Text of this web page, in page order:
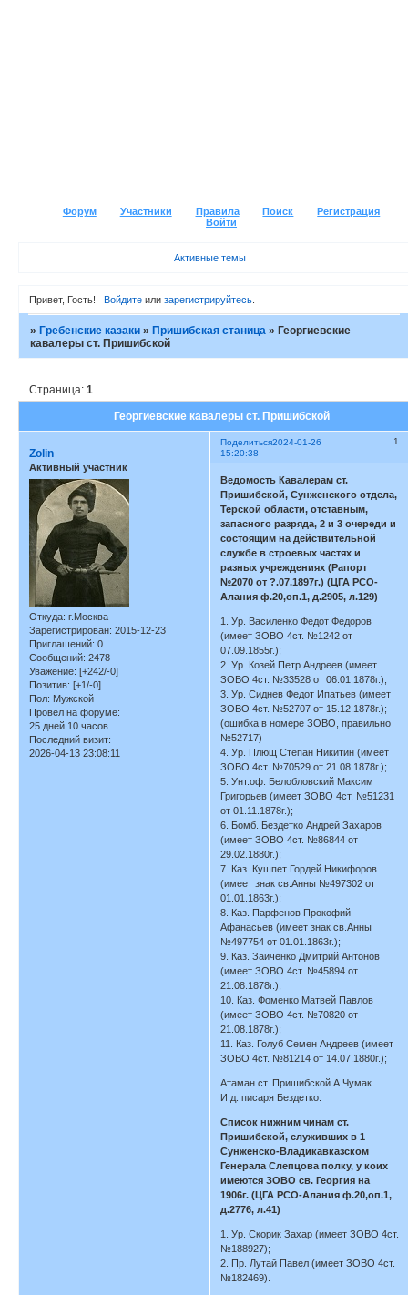
Форум Участники Правила Поиск
Регистрация
Войти
Активные темы
Привет, Гость! Войдитеили зарегистрируйтесь.
»Гребенские казаки »Пришибская станица »Георгиевские
кавалеры ст. Пришибской
Георгиевские кавалеры ст. Пришибской
Страница:1
Поделиться 1
2024-01-26
15:20:38
Zolin
Активный участник
Откуда: г.Москва
Зарегистрирован: 2015-12-23
Приглашений: 0
Сообщений: 2478
Уважение: [+242/-0]
Позитив: [+1/-0]
Пол: Мужской
Провел на форуме:
25 дней 10 часов
Последний визит:
2026-04-13 23:08:11
Ведомость Кавалерам ст.
Пришибской, Сунженского отдела,
Терской области, отставным,
запасного разряда, 2 и 3 очереди и
состоящим на действительной
службе в строевых частях и
разных учреждениях (Рапорт
№2070 от ?.07.1897г.) (ЦГА РСО-
Алания ф.20,оп.1, д.2905, л.129)
1. Ур. Василенко Федот Федоров
(имеет ЗОВО 4ст. №1242 от
07.09.1855г.);
2. Ур. Козей Петр Андреев (имеет
ЗОВО 4ст. №33528 от 06.01.1878г.);
3. Ур. Сиднев Федот Ипатьев (имеет
ЗОВО 4ст. №52707 от 15.12.1878г.);
(ошибка в номере ЗОВО, правильно
№52717)
4. Ур. Плющ Степан Никитин (имеет
ЗОВО 4ст. №70529 от 21.08.1878г.);
5. Унт.оф. Белобловский Максим
Григорьев (имеет ЗОВО 4ст. №51231
от 01.11.1878г.);
6. Бомб. Бездетко Андрей Захаров
(имеет ЗОВО 4ст. №86844 от
29.02.1880г.);
7. Каз. Кушпет Гордей Никифоров
(имеет знак св.Анны №497302 от
01.01.1863г.);
8. Каз. Парфенов Прокофий
Афанасьев (имеет знак св.Анны
№497754 от 01.01.1863г.);
9. Каз. Заиченко Дмитрий Антонов
(имеет ЗОВО 4ст. №45894 от
21.08.1878г.);
10. Каз. Фоменко Матвей Павлов
(имеет ЗОВО 4ст. №70820 от
21.08.1878г.);
11. Каз. Голуб Семен Андреев (имеет
ЗОВО 4ст. №81214 от 14.07.1880г.);
Атаман ст. Пришибской А.Чумак.
И.д. писаря Бездетко.
Список нижним чинам ст.
Пришибской, служивших в 1
Сунженско-Владикавказском
Генерала Слепцова полку, у коих
имеются ЗОВО св. Георгия на
1906г. (ЦГА РСО-Алания ф.20,оп.1,
д.2776, л.41)
1. Ур. Скорик Захар (имеет ЗОВО 4ст.
№188927);
2. Пр. Лутай Павел (имеет ЗОВО 4ст.
№182469).